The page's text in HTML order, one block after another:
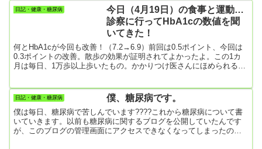
_-;)ダメと分かっちゃいるけど、封を切ったら最後の一粒まで食べて
しまう僕。ちなみにローソンのピーナツって大粒で美味しいよ。
【夕食】・カレーライス・大根の酢の物・赤かぶの漬物カレーラ...
日記・健康・糖尿病
今日（4月19日）の食事と運動…
診察に行ってHbA1cの数値を聞
いてきた！
何とHbA1cが今回も改善！（7.2→6.9）前回は0.5ポイント、今回は
0.3ポイントの改善。散歩の効果が証明されてよかったよ。この1カ
月は毎日、1万歩以上歩いたもの。かかりつけ医さんにほめられるか
それにしても、散歩が血糖値やHbA1cの改善に絶大な効果があるこ
とがよくわかりました。空腹時血糖値もこれまでずっと150オーバー
だったのに、今回は128と大改善。結局、2か月...
日記・健康・糖尿病 僕、糖尿病です。
僕は毎日、糖尿病で苦しんでいます????これから糖尿病について書
いていきます。以前も糖尿病に関するブログを公開していたんです
が、このブログの管理画面にアクセスできなくなってしまったの